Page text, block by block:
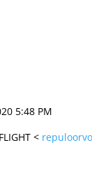
5:48 PM
<